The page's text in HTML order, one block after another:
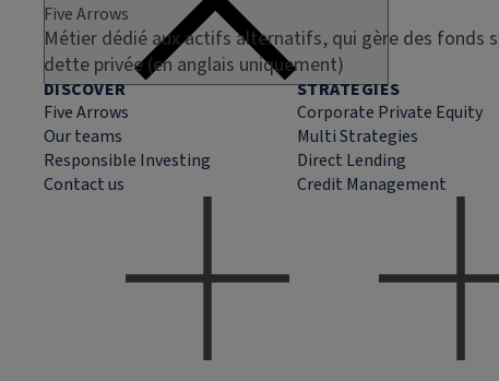
Five Arrows
Métier dédié aux actifs alternatifs, qui gère des fonds
dette privée (en anglais uniquement)
DISCOVER
Five Arrows
Our teams
Responsible Investing
Contact us
STRATEGIES
Corporate Private Equity
Multi Strategies
Direct Lending
Credit Management